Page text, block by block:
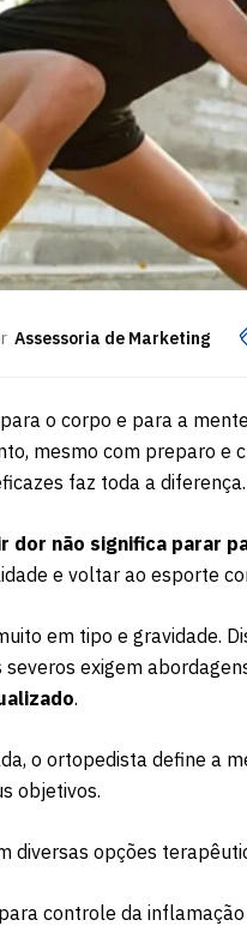
Assessoria de Marketing
o corpo e para a
mesmo com preparo e
faz toda a diferença.
dor não significa parar
e voltar ao esporte
em tipo e gravidade.
exigem
.
o ortopedista define a
objetivos.
diversas opções
controle da